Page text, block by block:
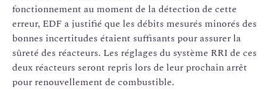
fonctionnement au moment de la détection de cette
erreur, EDF a justifié que les débits mesurés minorés des
bonnes incertitudes étaient suffisants pour assurer la
sûreté des réacteurs. Les réglages du système RRI de ces
deux réacteurs seront repris lors de leur prochain arrêt
pour renouvellement de combustible.